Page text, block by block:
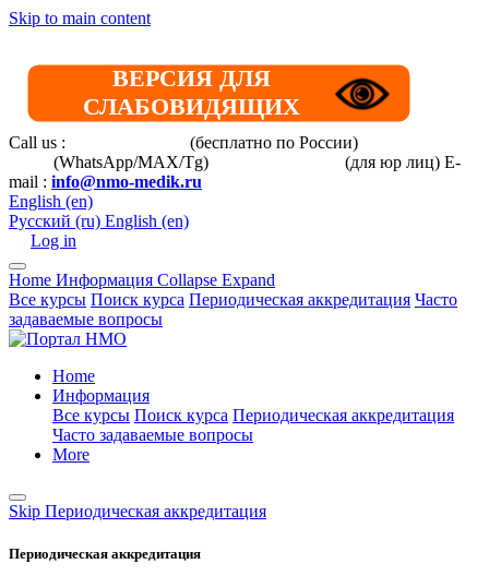
Skip to main content
ВЕРСИЯ ДЛЯ
СЛАБОВИДЯЩИХ
Call us : (бесплатно по России)
(WhatsApp/MAX/Tg) (для юр лиц) E-
mail : info@nmo-medik.ru
English ‎(en)‎
Русский ‎(ru)‎ English ‎(en)‎
Log in
Home Информация Collapse Expand
Все курсы Поиск курса Периодическая аккредитация Часто
задаваемые вопросы
Home
Информация
Все курсы Поиск курса Периодическая аккредитация
Часто задаваемые вопросы
More
Skip Периодическая аккредитация
Периодическая аккредитация